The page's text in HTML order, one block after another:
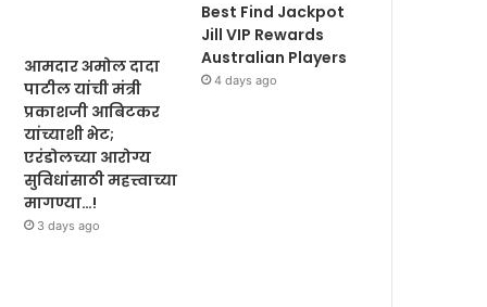
मान्यवरांच्या हस्ते होणार उद्घाटन…!
जप्त…!
आमदार अमोल दादा
पाटील यांची मंत्री
प्रकाशजी आबिटकर
यांच्याशी भेट;
एरंडोलच्या आरोग्य
सुविधांसाठी महत्त्वाच्या
मागण्या…!
3 days ago
Best Find Jackpot
Jill VIP Rewards
Australian Players
4 days ago